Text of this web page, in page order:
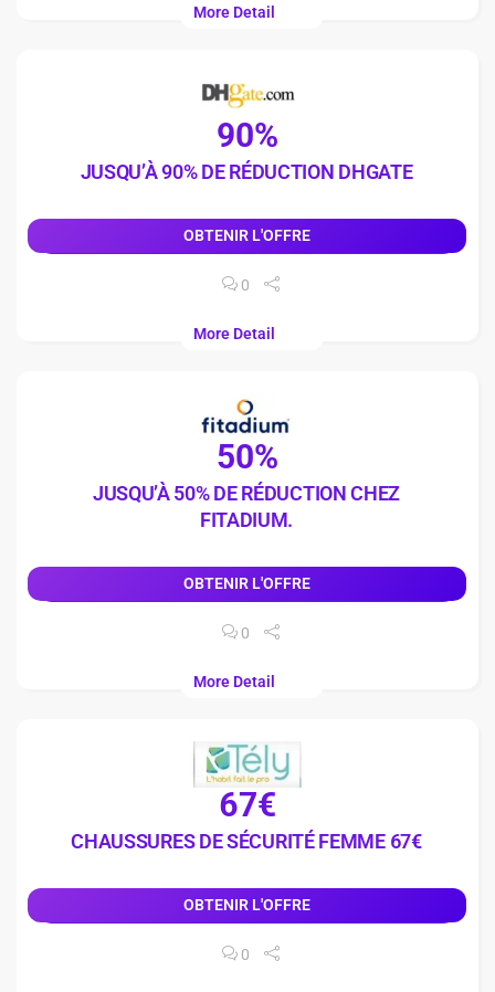
More Detail
90%
JUSQU’À 90% DE RÉDUCTION DHGATE
OBTENIR L'OFFRE
0
More Detail
50%
JUSQU’À 50% DE RÉDUCTION CHEZ
FITADIUM.
OBTENIR L'OFFRE
0
More Detail
67€
CHAUSSURES DE SÉCURITÉ FEMME 67€
OBTENIR L'OFFRE
0